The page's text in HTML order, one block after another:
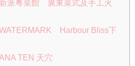
派粵菜館 廣東菜式及手工火
Harbour Bliss下
TEN 天穴